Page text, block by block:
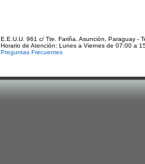
E.E.U.U. 961 c/ Tte. Fariña. Asunción, Paraguay -
Horario de Atención: Lunes a Viernes de 07:00 a
Preguntas Frecuentes